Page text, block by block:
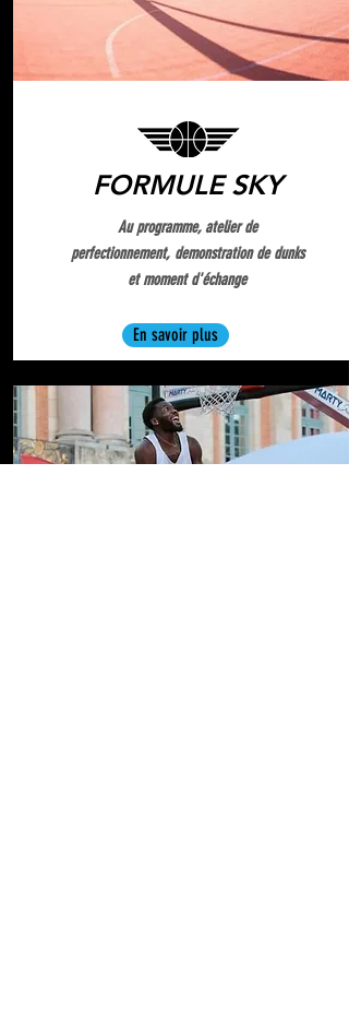
FORMULE SKY
Au programme, atelier de
perfectionnement, demonstration de dunks
et moment d'échange
En savoir plus